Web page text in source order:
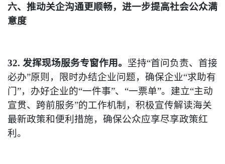
六、推动关企沟通更顺畅，进一步提高社会公众满
意度
32. 发挥现场服务专窗作用。 坚持“首问负责、首接
必办”原则，限时办结企业问题，确保企业“求助有
门”，办好企业的“一件事”、“一票单”。建立“主动
宣贯、跨前服务”的工作机制，积极宣传解读海关
最新政策和便利措施，确保公众应享尽享政策红
利。